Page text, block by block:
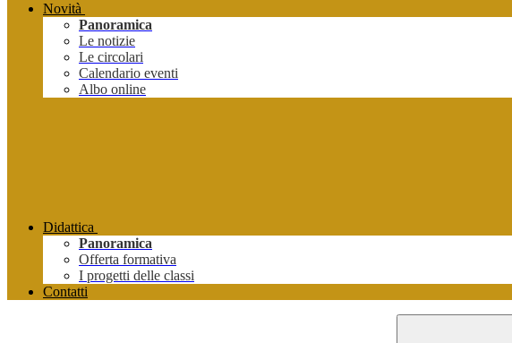
Novità
Panoramica
Le notizie
Le circolari
Calendario eventi
Albo online
Didattica
Panoramica
Offerta formativa
I progetti delle classi
Contatti